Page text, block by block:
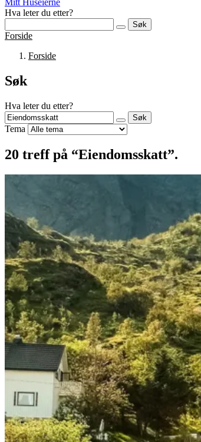
Mitt Huseierne
Hva leter du etter?
Søk
Forside
Forside
Søk
Hva leter du etter?
Søk
Tema
20 treff på “Eiendomsskatt”.